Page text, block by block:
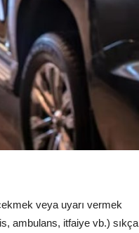
veya uyarı vermek
ambulans, itfaiye vb.) sıkça